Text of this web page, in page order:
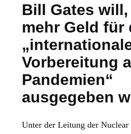
Bill Gates
mehr Geld für
Vorbereitung
Pandemien“
ausgegeben
Unter der Leitung der